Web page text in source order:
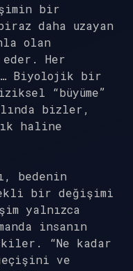
bir
daha uzayan
olan
Her
Biyolojik bir
“büyüme”
bizler,
haline
bedenin
bir değişimi
yalnızca
insanın
“Ne kadar
ve